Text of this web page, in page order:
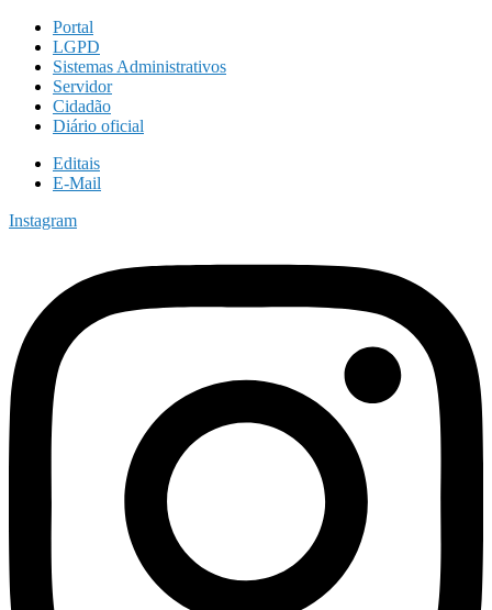
Portal
LGPD
Sistemas Administrativos
Servidor
Cidadão
Diário oficial
Editais
E-Mail
Instagram